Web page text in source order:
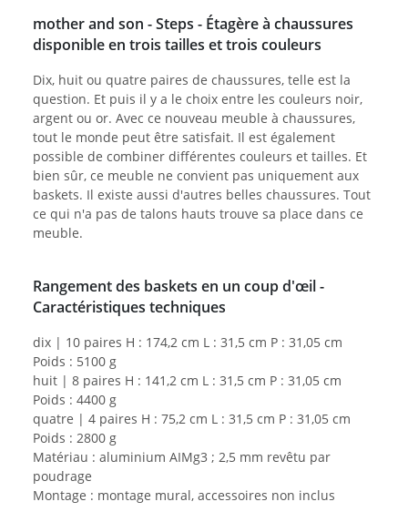
mother and son - Steps - Étagère à chaussures
disponible en trois tailles et trois couleurs
Dix, huit ou quatre paires de chaussures, telle est la
question. Et puis il y a le choix entre les couleurs noir,
argent ou or. Avec ce nouveau meuble à chaussures,
tout le monde peut être satisfait. Il est également
possible de combiner différentes couleurs et tailles. Et
bien sûr, ce meuble ne convient pas uniquement aux
baskets. Il existe aussi d'autres belles chaussures. Tout
ce qui n'a pas de talons hauts trouve sa place dans ce
meuble.
Rangement des baskets en un coup d'œil -
Caractéristiques techniques
dix | 10 paires H : 174,2 cm L : 31,5 cm P : 31,05 cm
Poids : 5100 g
huit | 8 paires H : 141,2 cm L : 31,5 cm P : 31,05 cm
Poids : 4400 g
quatre | 4 paires H : 75,2 cm L : 31,5 cm P : 31,05 cm
Poids : 2800 g
Matériau : aluminium AIMg3 ; 2,5 mm revêtu par
poudrage
Montage : montage mural, accessoires non inclus